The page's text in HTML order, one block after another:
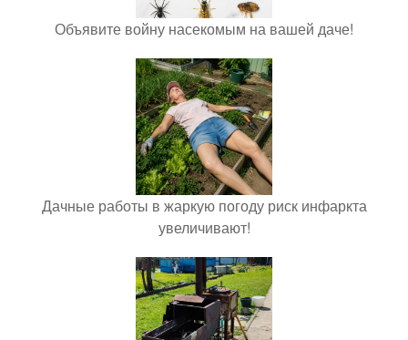
Объявите войну насекомым на вашей даче!
Дачные работы в жаркую погоду риск инфаркта
увеличивают!